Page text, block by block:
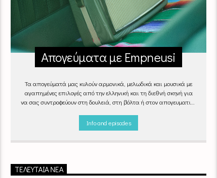
Απογεύματα με Empneusi
Τα απογεύματά μας κυλούν αρμονικά, μελωδικά και μουσικά με
αγαπημένες επιλογές από την ελληνική και τη διεθνή σκηνή για
να σας συντροφεύουν στη δουλειά, στη βόλτα ή στον απογευματινό
με Empneusi", Καθημερινά & Σαββατοκύριακα 17:00 – 20:00.
Info and episodes
ΤΕΛΕΥΤΑΊΑ ΝΈΑ